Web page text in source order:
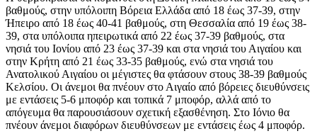
βαθμούς, στην υπόλοιπη Βόρεια Ελλάδα από 18 έως 37-39, στην
Ήπειρο από 18 έως 40-41 βαθμούς, στη Θεσσαλία από 19 έως 38-
39, στα υπόλοιπα ηπειρωτικά από 22 έως 37-39 βαθμούς, στα
νησιά του Ιονίου από 23 έως 37-39 και στα νησιά του Αιγαίου και
στην Κρήτη από 21 έως 33-35 βαθμούς, ενώ στα νησιά του
Ανατολικού Αιγαίου οι μέγιστες θα φτάσουν στους 38-39 βαθμούς
Κελσίου. Οι άνεμοι θα πνέουν στο Αιγαίο από βόρειες διευθύνσεις
με εντάσεις 5-6 μποφόρ και τοπικά 7 μποφόρ, αλλά από το
απόγευμα θα παρουσιάσουν σχετική εξασθένηση. Στο Ιόνιο θα
πνέουν άνεμοι διαφόρων διευθύνσεων με εντάσεις έως 4 μποφόρ.